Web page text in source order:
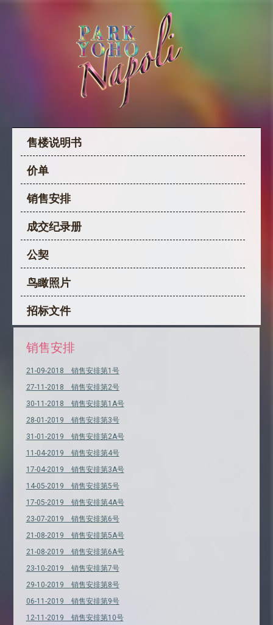
售楼说明书
价单
销售安排
成交纪录册
公契
鸟瞰照片
招标文件
销售安排
21-09-2018 销售安排第1号
27-11-2018 销售安排第2号
30-11-2018 销售安排第1A号
28-01-2019 销售安排第3号
31-01-2019 销售安排第2A号
11-04-2019 销售安排第4号
17-04-2019 销售安排第3A号
14-05-2019 销售安排第5号
17-05-2019 销售安排第4A号
23-07-2019 销售安排第6号
21-08-2019 销售安排第5A号
21-08-2019 销售安排第6A号
23-10-2019 销售安排第7号
29-10-2019 销售安排第8号
06-11-2019 销售安排第9号
12-11-2019 销售安排第10号